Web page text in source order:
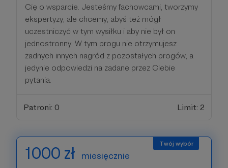
Cię o wsparcie. Jesteśmy fachowcami, tworzymy
ekspertyzy, ale chcemy, abyś też mógł
uczestniczyć w tym wysiłku i aby nie był on
jednostronny. W tym progu nie otrzymujesz
żadnych innych nagród z pozostałych progów, a
jedynie odpowiedzi na zadane przez Ciebie
pytania.
Patroni: 0 Limit: 2
1000 zł miesięcznie